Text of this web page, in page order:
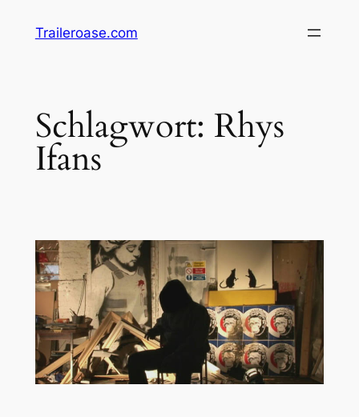
InhaltTraileroase.com
Schlagwort: Rhys
Ifans